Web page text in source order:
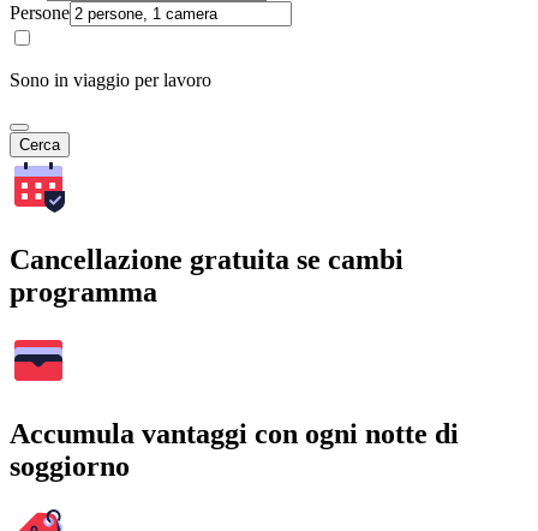
Persone
Sono in viaggio per lavoro
Cerca
Cancellazione gratuita se cambi
programma
Accumula vantaggi con ogni notte di
soggiorno